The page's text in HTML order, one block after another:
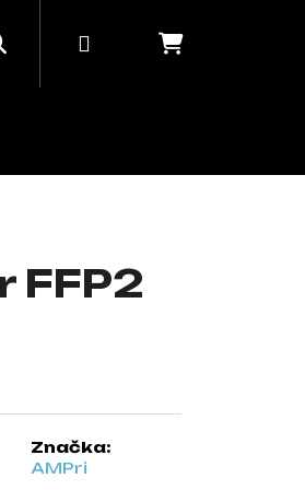
KOZMETIKA GASTRO
HľadaťPrihlásenieNákupný
FFP2
Značka:
AMPri